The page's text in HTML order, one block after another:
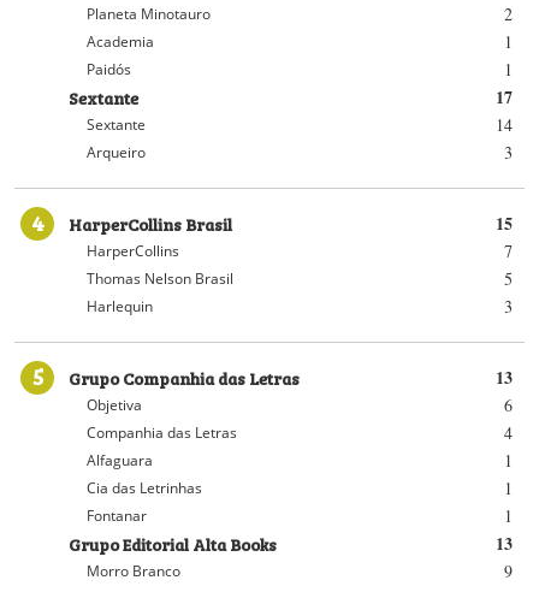
2
Planeta Minotauro
1
Academia
1
Paidós
17
Sextante
14
Sextante
3
Arqueiro
4 15
HarperCollins Brasil
7
HarperCollins
5
Thomas Nelson Brasil
3
Harlequin
5 13
Grupo Companhia das Letras
6
Objetiva
4
Companhia das Letras
1
Alfaguara
1
Cia das Letrinhas
1
Fontanar
13
Grupo Editorial Alta Books
9
Morro Branco